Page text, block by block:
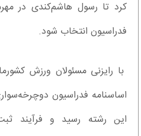
فدراسیون انتخاب شود.
اساسنامه فدراسیون
این رشته رسید و فرآیند